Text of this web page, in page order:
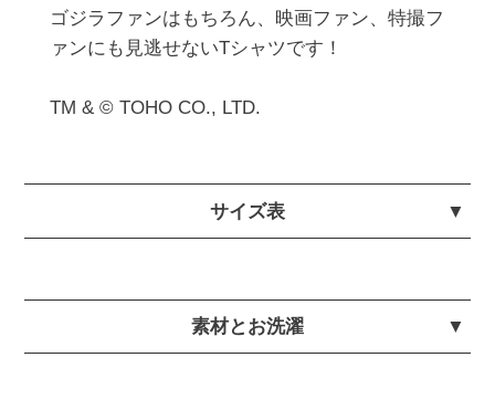
ゴジラファンはもちろん、映画ファン、特撮フ
ァンにも見逃せないTシャツです！
TM & © TOHO CO., LTD.
サイズ表
素材とお洗濯